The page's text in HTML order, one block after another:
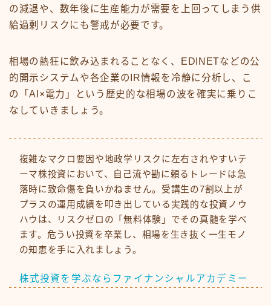
の減退や、数年後に生産能力が需要を上回ってしまう供
給過剰リスクにも警戒が必要です。
相場の熱狂に飲み込まれることなく、EDINETなどの公
的開示システムや各企業のIR情報を冷静に分析し、こ
の「AI×電力」という歴史的な相場の波を確実に乗りこ
なしていきましょう。
複雑なマクロ要因や地政学リスクに左右されやすいテ
ーマ株投資において、自己流や勘に頼るトレードは急
落時に致命傷を負いかねません。受講生の7割以上が
プラスの運用成績を叩き出している実践的な投資ノウ
ハウは、リスクゼロの「無料体験」でその真髄を学べ
ます。危うい投資を卒業し、相場を生き抜く一生モノ
の知恵を手に入れましょう。
株式投資を学ぶならファイナンシャルアカデミー